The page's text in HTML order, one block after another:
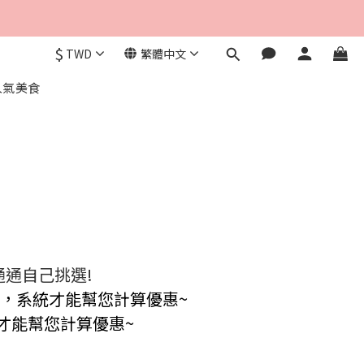
$ TWD 繁體中文
美食
自己挑選!
系統才能幫您計算優惠~
能幫您計算優惠~